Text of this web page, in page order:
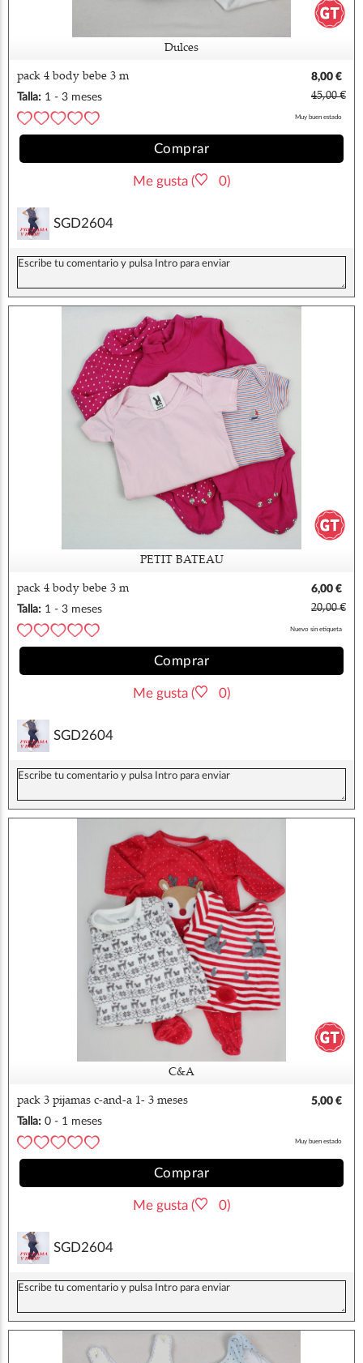
Dulces
pack 4 body bebe 3 m
8,00 €
Talla: 1 - 3 meses 45,00 €
Muy buen estado
Comprar
Me gusta ( 0)
SGD2604
PETIT BATEAU
pack 4 body bebe 3 m
6,00 €
Talla: 1 - 3 meses 20,00 €
Nuevo sin etiqueta
Comprar
Me gusta ( 0)
SGD2604
C&A
pack 3 pijamas c-and-a 1- 3 meses
5,00 €
Talla: 0 - 1 meses
Muy buen estado
Comprar
Me gusta ( 0)
SGD2604